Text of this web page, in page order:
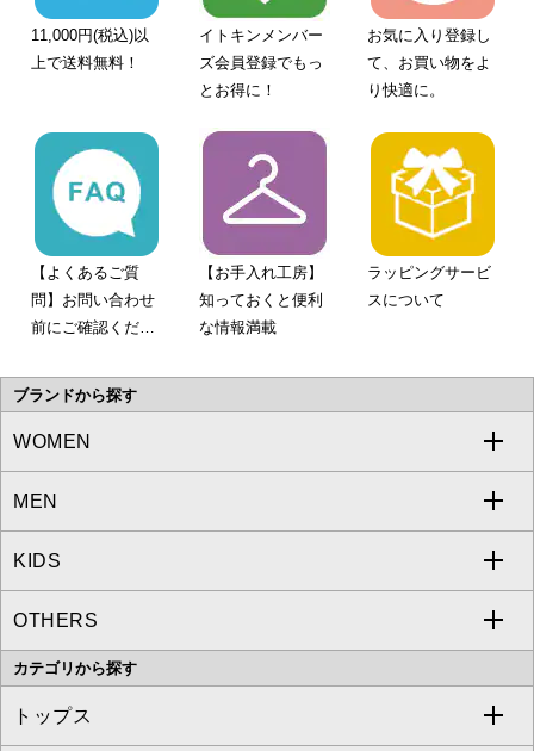
11,000円(税込)以
上で送料無料！
イトキンメンバー
ズ会員登録でもっ
とお得に！
お気に入り登録し
て、お買い物をよ
り快適に。
【よくあるご質
問】お問い合わせ
前にご確認くださ
【お手入れ工房】
知っておくと便利
な情報満載
ラッピングサービ
スについて
ブランドから探す
WOMEN
a.v.v
MICHEL KLEIN
MK MICHEL KLEIN
OFUON le MK
MEN
a.v.v
MICHEL KLEIN HOMME
MK MICHEL KLEIN HOMME
KIDS
a.v.v
OTHERS
MK MICHEL KLEIN BAG
カテゴリから探す
トップス